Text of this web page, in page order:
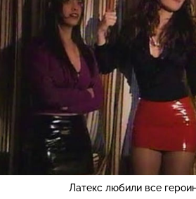
Латекс любили все